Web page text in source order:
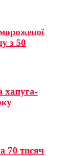
з 50
хапуга-
70 тисяч